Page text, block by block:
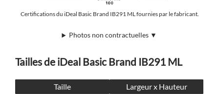
Certifications du iDeal Basic Brand IB291 ML fournies par le fabricant.
Photos non contractuelles ▼
Tailles de iDeal Basic Brand IB291 ML
Taille
Largeur x Hauteur